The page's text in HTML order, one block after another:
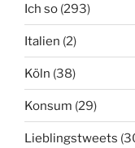
Ich so (293)
Italien (2)
Köln (38)
Konsum (29)
Lieblingstweets